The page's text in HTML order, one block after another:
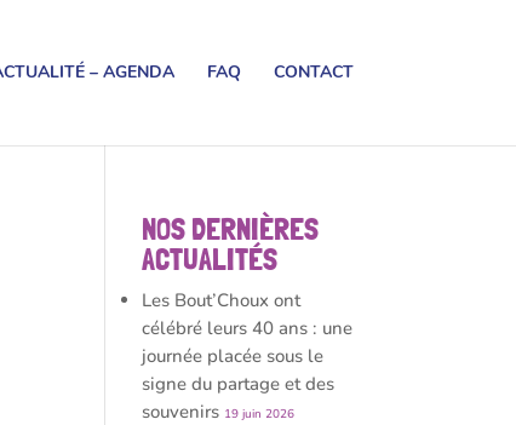
– AGENDA FAQ CONTACT
NOS DERNIÈRES
ACTUALITÉS
Les Bout’Choux ont
célébré leurs 40 ans : une
journée placée sous le
signe du partage et des
souvenirs 19 juin 2026